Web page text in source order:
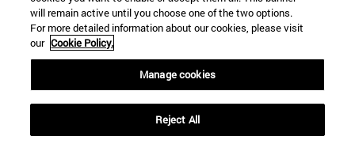
will remain active until you choose one of the two options.
For more detailed information about our cookies, please visit
our Cookie Policy.
Manage cookies
Reject All